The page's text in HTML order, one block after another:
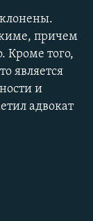
причем
Кроме того,
является
и
адвокат